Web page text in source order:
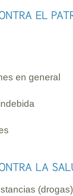
en general
(drogas)